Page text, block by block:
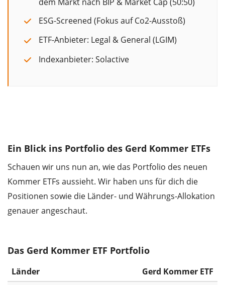
ESG-Screened (Fokus auf Co2-Ausstoß)
ETF-Anbieter: Legal & General (LGIM)
Indexanbieter: Solactive
Ein Blick ins Portfolio des Gerd Kommer ETFs
Schauen wir uns nun an, wie das Portfolio des neuen
Kommer ETFs aussieht. Wir haben uns für dich die
Positionen sowie die Länder- und Währungs-Allokation
genauer angeschaut.
Das Gerd Kommer ETF Portfolio
Länder
Gerd Kommer ETF